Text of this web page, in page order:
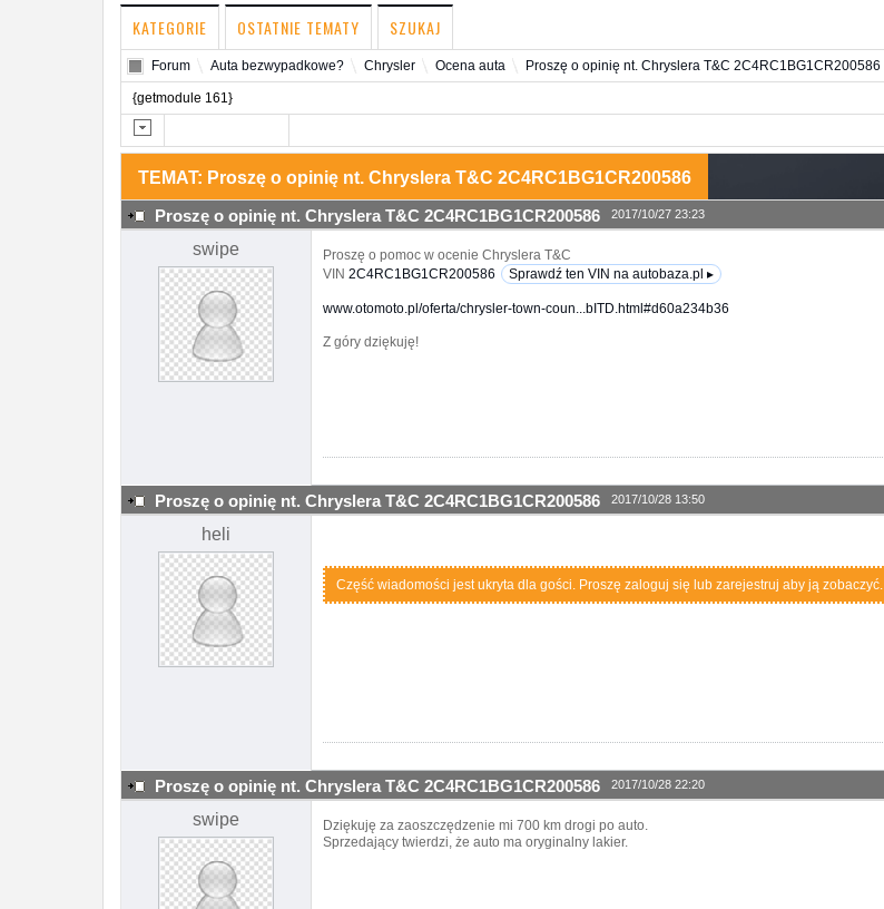
KATEGORIE OSTATNIE TEMATY SZUKAJ
Forum Auta bezwypadkowe? Chrysler Ocena auta Proszę o opinię nt. Chryslera T&C 2C4RC1BG1CR200586
{getmodule 161}
TEMAT: Proszę o opinię nt. Chryslera T&C 2C4RC1BG1CR200586
Proszę o opinię nt. Chryslera T&C 2C4RC1BG1CR200586 2017/10/27 23:23
swipe
Proszę o pomoc w ocenie Chryslera T&C
VIN 2C4RC1BG1CR200586 Sprawdź ten VIN na autobaza.pl ▸
www.otomoto.pl/oferta/chrysler-town-coun...bITD.html#d60a234b36
Z góry dziękuję!
Proszę o opinię nt. Chryslera T&C 2C4RC1BG1CR200586 2017/10/28 13:50
heli
Część wiadomości jest ukryta dla gości. Proszę zaloguj się lub zarejestruj aby ją zobaczyć.
Proszę o opinię nt. Chryslera T&C 2C4RC1BG1CR200586 2017/10/28 22:20
swipe
Dziękuję za zaoszczędzenie mi 700 km drogi po auto.
Sprzedający twierdzi, że auto ma oryginalny lakier.